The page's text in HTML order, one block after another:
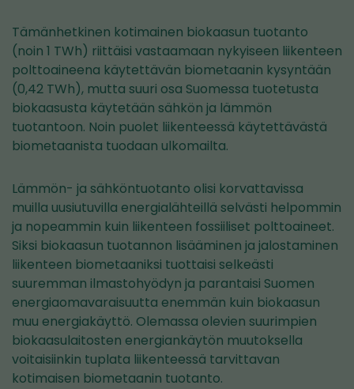
Tämänhetkinen kotimainen biokaasun tuotanto
(noin 1 TWh) riittäisi vastaamaan nykyiseen liikenteen
polttoaineena käytettävän biometaanin kysyntään
(0,42 TWh), mutta suuri osa Suomessa tuotetusta
biokaasusta käytetään sähkön ja lämmön
tuotantoon. Noin puolet liikenteessä käytettävästä
biometaanista tuodaan ulkomailta.
Lämmön- ja sähköntuotanto olisi korvattavissa
muilla uusiutuvilla energialähteillä selvästi helpommin
ja nopeammin kuin liikenteen fossiiliset polttoaineet.
Siksi biokaasun tuotannon lisääminen ja jalostaminen
liikenteen biometaaniksi tuottaisi selkeästi
suuremman ilmastohyödyn ja parantaisi Suomen
energiaomavaraisuutta enemmän kuin biokaasun
muu energiakäyttö. Olemassa olevien suurimpien
biokaasulaitosten energiankäytön muutoksella
voitaisiinkin tuplata liikenteessä tarvittavan
kotimaisen biometaanin tuotanto.